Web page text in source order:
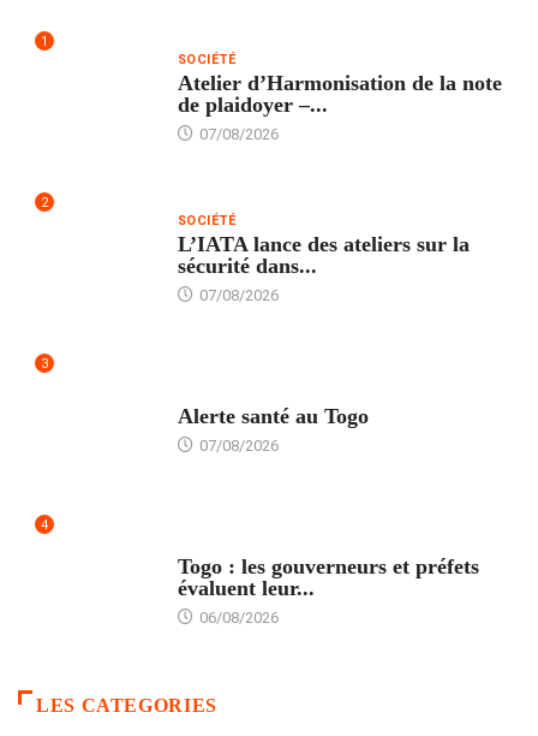
1
SOCIÉTÉ
Atelier d’Harmonisation de la note
de plaidoyer –...
07/08/2026
2
SOCIÉTÉ
L’IATA lance des ateliers sur la
sécurité dans...
07/08/2026
3
Alerte santé au Togo
07/08/2026
4
Togo : les gouverneurs et préfets
évaluent leur...
06/08/2026
LES CATEGORIES